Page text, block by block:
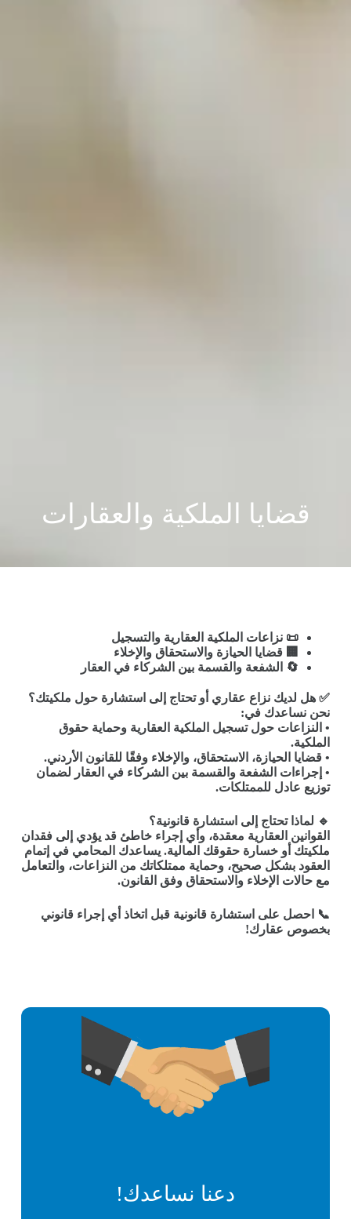
قضايا الملكية والعقارات
📜 نزاعات الملكية العقارية والتسجيل
قضايا الحيازة والاستحقاق والإخلاء
🔄
الشفعة والقسمة بين الشركاء في العقار
✅ هل لديك نزاع عقاري أو تحتاج إلى استشارة حول ملكيتك؟
نحن نساعدك في:
• النزاعات حول تسجيل الملكية العقارية وحماية حقوق
الملكية.
• قضايا الحيازة، الاستحقاق، والإخلاء وفقًا للقانون الأردني.
• إجراءات الشفعة والقسمة بين الشركاء في العقار لضمان
توزيع عادل للممتلكات.
🔹 لماذا تحتاج إلى استشارة قانونية؟
القوانين العقارية معقدة، وأي إجراء خاطئ قد يؤدي إلى فقدان
ملكيتك أو خسارة حقوقك المالية. يساعدك المحامي في إتمام
العقود بشكل صحيح، وحماية ممتلكاتك من النزاعات، والتعامل
مع حالات الإخلاء والاستحقاق وفق القانون.
📞 احصل على استشارة قانونية قبل اتخاذ أي إجراء قانوني
بخصوص عقارك!
دعنا نساعدك!